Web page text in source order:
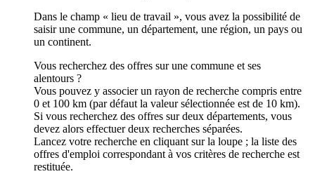
Dans le champ « lieu de travail », vous avez la possibilité de
saisir une commune, un département, une région, un pays ou
un continent.
Vous recherchez des offres sur une commune et ses
alentours ?
Vous pouvez y associer un rayon de recherche compris entre
0 et 100 km (par défaut la valeur sélectionnée est de 10 km).
Si vous recherchez des offres sur deux départements, vous
devez alors effectuer deux recherches séparées.
Lancez votre recherche en cliquant sur la loupe ; la liste des
offres d'emploi correspondant à vos critères de recherche est
restituée.